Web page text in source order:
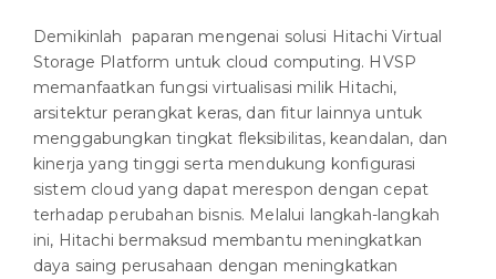
Demikinlah paparan mengenai solusi Hitachi Virtual
Storage Platform untuk cloud computing. HVSP
memanfaatkan fungsi virtualisasi milik Hitachi,
arsitektur perangkat keras, dan fitur lainnya untuk
menggabungkan tingkat fleksibilitas, keandalan, dan
kinerja yang tinggi serta mendukung konfigurasi
sistem cloud yang dapat merespon dengan cepat
terhadap perubahan bisnis. Melalui langkah-langkah
ini, Hitachi bermaksud membantu meningkatkan
daya saing perusahaan dengan meningkatkan